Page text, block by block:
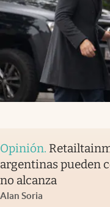
Opinión.
argentinas pueden
no alcanza
Alan Soria